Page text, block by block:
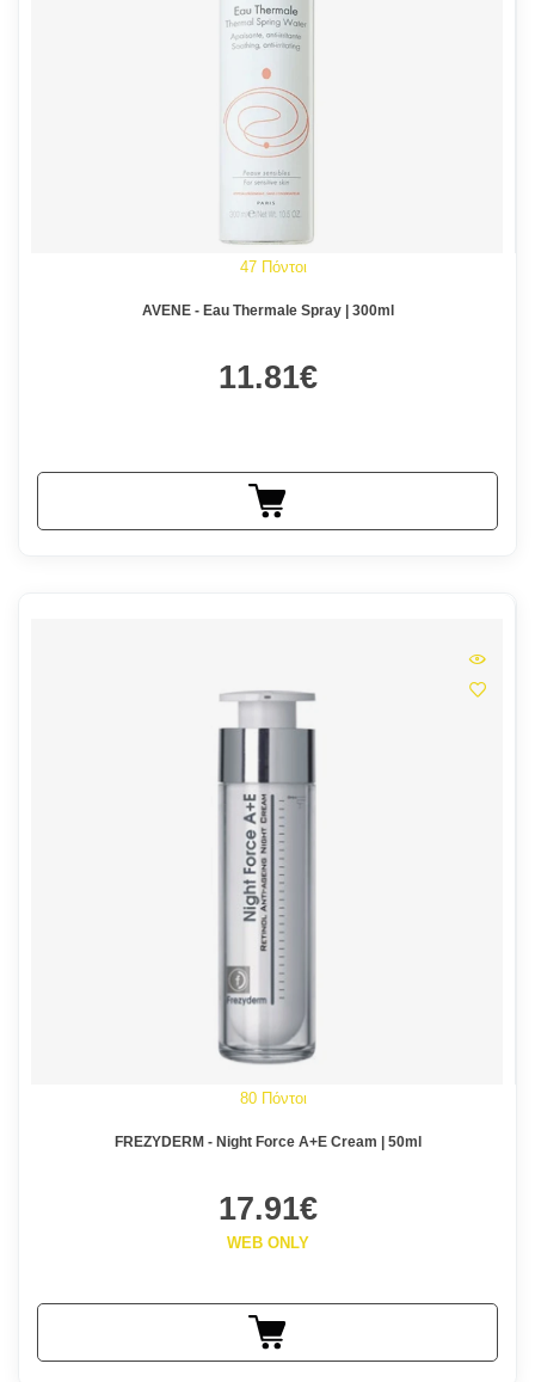
47 Πόντοι
AVENE - Eau Thermale Spray | 300ml
11.81€
80 Πόντοι
FREZYDERM - Night Force A+E Cream | 50ml
17.91€
WEB ONLY